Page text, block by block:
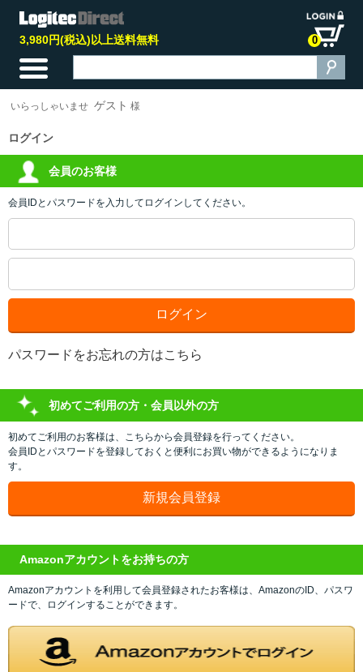
3,980円(税込)以上送料無料 0
いらっしゃいませ ゲスト 様
ログイン
会員のお客様
会員IDとパスワードを入力してログインしてください。
パスワードをお忘れの方はこちら
初めてご利用の方・会員以外の方
初めてご利用のお客様は、こちらから会員登録を行ってください。
会員IDとパスワードを登録しておくと便利にお買い物ができるようになりま
す。
Amazonアカウントをお持ちの方
Amazonアカウントを利用して会員登録されたお客様は、AmazonのID、パスワ
ードで、ログインすることができます。